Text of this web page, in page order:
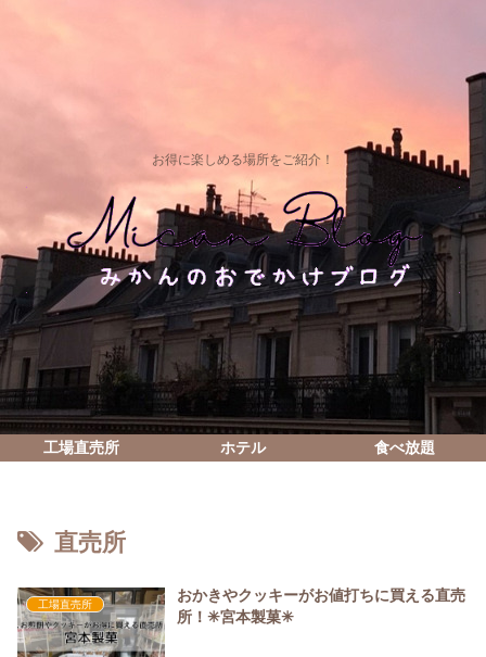
お得に楽しめる場所をご紹介！
工場直売所 ホテル 食べ放題
直売所
工場直売所
おかきやクッキーがお値打ちに買える直売
所！✳︎宮本製菓✳︎